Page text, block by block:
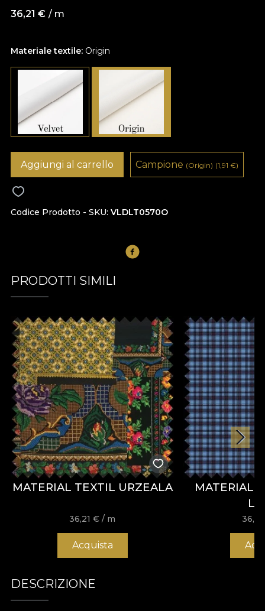
Materiale textile: Origin
36,21 € / m
Codice Prodotto - SKU VLDLT0570O
Aggiungi al carrello Campione (Origin) (1,91 €)
PRODOTTI SIMILI
MATERIAL TEXTIL URZEALA
36,21€ / m
Acquista
MATERIAL
DESCRIZIONE